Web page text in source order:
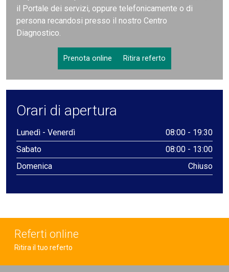
il Portale dei servizi, oppure telefonicamente o di
persona recandosi presso il nostro Centro
Diagnostico.
Prenota online Ritira referto
Orari di apertura
Lunedì - Venerdì
08:00 - 19:30
Sabato
08:00 - 13:00
Domenica
Chiuso
Referti online
Ritira il tuo referto